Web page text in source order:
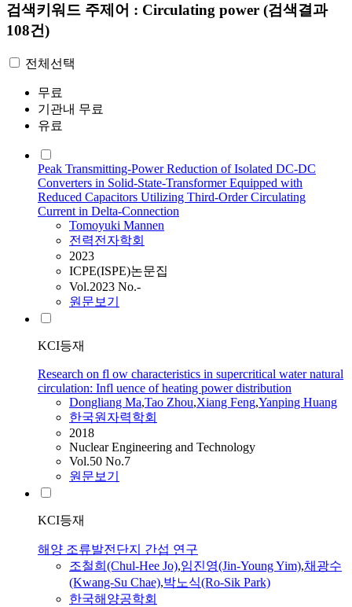
검색키워드 주제어 : Circulating power (검색결과
108건)
전체선택
무료
기관내 무료
유료
Peak Transmitting-Power Reduction of Isolated DC-DC
Converters in Solid-State-Transformer Equipped with
Reduced Capacitors Utilizing Third-Order Circulating
Current in Delta-Connection
Tomoyuki Mannen
전력전자학회
2023
ICPE(ISPE)논문집
Vol.2023 No.-
원문보기
KCI등재
Research on fl ow characteristics in supercritical water natural
circulation: Infl uence of heating power distribution
Dongliang Ma,Tao Zhou,Xiang Feng,Yanping Huang
한국원자력학회
2018
Nuclear Engineering and Technology
Vol.50 No.7
원문보기
KCI등재
해양 조류발전단지 간섭 연구
조철희(Chul-Hee Jo),임진영(Jin-Young Yim),채광수
(Kwang-Su Chae),박노식(Ro-Sik Park)
한국해양공학회